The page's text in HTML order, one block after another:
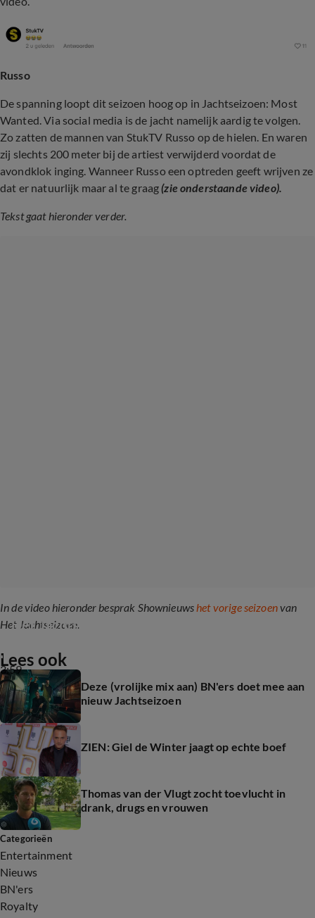
Russo
De spanning loopt dit seizoen hoog op in Jachtseizoen: Most
Wanted. Via social media is de jacht namelijk aardig te volgen.
Zo zatten de mannen van StukTV Russo op de hielen. En waren
zij slechts 200 meter bij de artiest verwijderd voordat de
avondklok inging. Wanneer Russo een optreden geeft wrijven ze
dat er natuurlijk maar al te graag(zie onderstaande video).
Tekst gaat hieronder verder.
In de video hieronder besprak Shownieuws het vorige seizoenvan
Het Jachtseizoen.
3:59
Het Jachtseizoen op BN'ers is geopend
Lees ook
Deze (vrolijke mix aan) BN'ers doet mee aan
nieuw Jachtseizoen
ZIEN: Giel de Winter jaagt op echte boef
Thomas van der Vlugt zocht toevlucht in
drank, drugs en vrouwen
Categorieën
Entertainment
Nieuws
BN'ers
Royalty